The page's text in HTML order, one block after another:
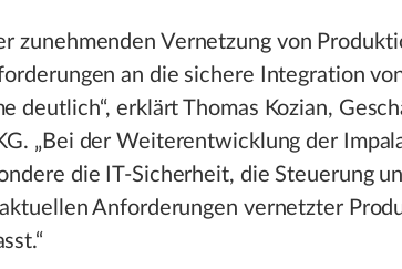
zunehmenden Vernetzung von
an die sichere Integration
deutlich“, erklärt Thomas Kozian,
„Bei der Weiterentwicklung der
die IT-Sicherheit, die Steuerung
Anforderungen vernetzter